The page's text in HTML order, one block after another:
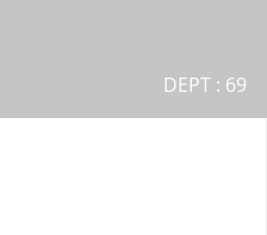
DEPT : 69